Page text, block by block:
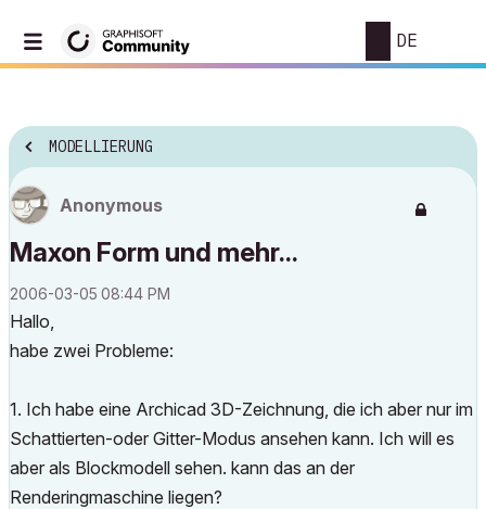
DE
MODELLIERUNG
Anonymous
Maxon Form und mehr...
‎2006-03-05 08:44 PM
Hallo,
habe zwei Probleme:
1. Ich habe eine Archicad 3D-Zeichnung, die ich aber nur im
Schattierten-oder Gitter-Modus ansehen kann. Ich will es
aber als Blockmodell sehen. kann das an der
Renderingmaschine liegen?